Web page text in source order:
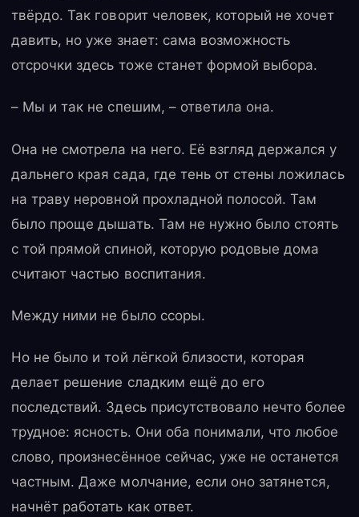
твёрдо. Так говорит человек, который не хочет
давить, но уже знает: сама возможность
отсрочки здесь тоже станет формой выбора.
– Мы и так не спешим, – ответила она.
Она не смотрела на него. Её взгляд держался у
дальнего края сада, где тень от стены ложилась
на траву неровной прохладной полосой. Там
было проще дышать. Там не нужно было стоять
с той прямой спиной, которую родовые дома
считают частью воспитания.
Между ними не было ссоры.
Но не было и той лёгкой близости, которая
делает решение сладким ещё до его
последствий. Здесь присутствовало нечто более
трудное: ясность. Они оба понимали, что любое
слово, произнесённое сейчас, уже не останется
частным. Даже молчание, если оно затянется,
начнёт работать как ответ.